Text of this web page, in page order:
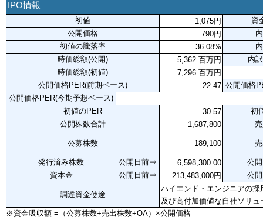
IPO情報
初値 1,075円
資
公開価格
790円
初値の騰落率
36.08%
時価総額(公開)
5,362 百万円
内
時価総額(初値)
7,296 百万円
公開価格PER(前期ベース)
22.47 公開価格
公開価格PER(今期予想ベース)
初値のPER
30.57
初
公開株数合計
1,687,800
公募株数 189,100
発行済み株数 公開日前⇒ 6,598,300.00
公
資本金
公開日前⇒ 213,483,000円 公
調達資金使途
ハイエンド・エンジニアの
及び高付加価値な自社ソリ
※資金吸収額 =（公募株数+売出株数+OA）×公開価格